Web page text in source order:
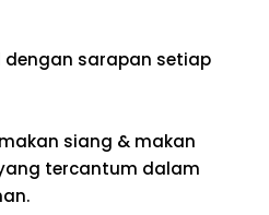
dengan sarapan setiap
siang & makan
tercantum dalam